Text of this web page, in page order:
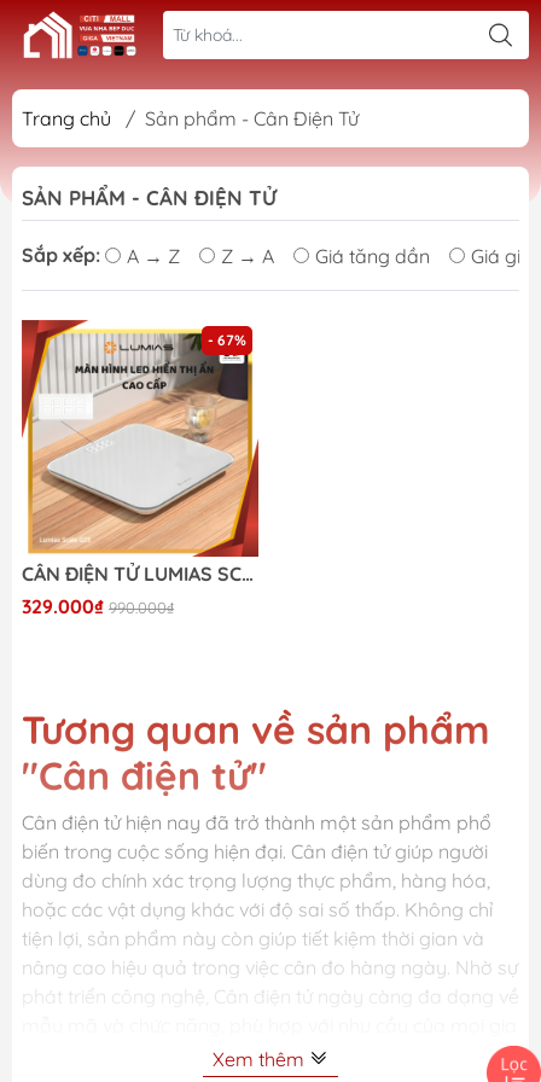
Trang chủ / Sản phẩm - Cân Điện Tử
SẢN PHẨM - CÂN ĐIỆN TỬ
Sắp xếp: A → Z Z → A Giá tăng dần Giá
- 67%
CÂN ĐIỆN TỬ LUMIAS SCALE G25
329.000₫ 990.000₫
Tương quan về sản phẩm
"Cân điện tử"
Cân điện tử hiện nay đã trở thành một sản phẩm phổ
biến trong cuộc sống hiện đại. Cân điện tử giúp người
dùng đo chính xác trọng lượng thực phẩm, hàng hóa,
hoặc các vật dụng khác với độ sai số thấp. Không chỉ
tiện lợi, sản phẩm này còn giúp tiết kiệm thời gian và
nâng cao hiệu quả trong việc cân đo hàng ngày. Nhờ sự
phát triển công nghệ, Cân điện tử ngày càng đa dạng về
đình và doanh nghiệp.Xem thêm